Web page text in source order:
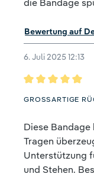
die Bandage
Bewertung auf
6. Juli 2025 12:13
Bewertung mit
GROSSARTIGE
Diese
Tragen
Unterstützung
und Stehen.